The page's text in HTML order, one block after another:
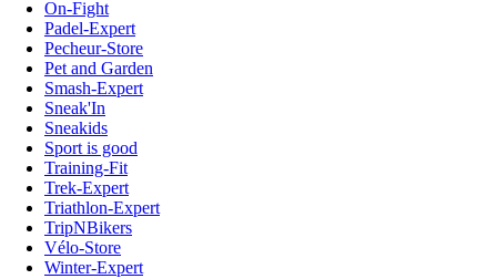
On-Fight
Padel-Expert
Pecheur-Store
Pet and Garden
Smash-Expert
Sneak'In
Sneakids
Sport is good
Training-Fit
Trek-Expert
Triathlon-Expert
TripNBikers
Vélo-Store
Winter-Expert